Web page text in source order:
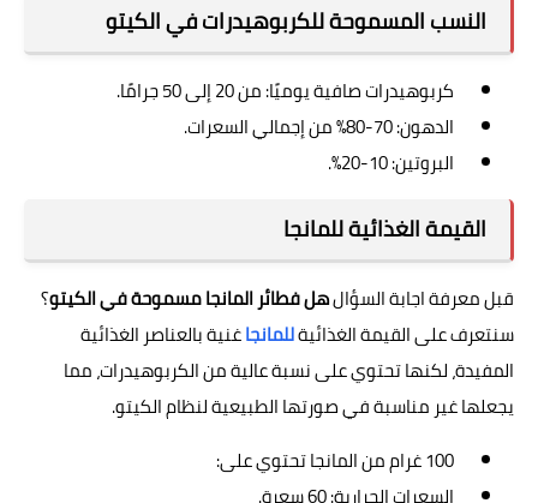
النسب المسموحة للكربوهيدرات في الكيتو
كربوهيدرات صافية يوميًا: من 20 إلى 50 جرامًا.
الدهون: 70-80% من إجمالي السعرات.
البروتين: 10-20%.
القيمة الغذائية للمانجا
قبل معرفة اجابة السؤالهل فطائر المانجا مسموحة في الكيتو؟
سنتعرف على القيمة الغذائيةللمانجاغنية بالعناصر الغذائية
المفيدة، لكنها تحتوي على نسبة عالية من الكربوهيدرات، مما
يجعلها غير مناسبة في صورتها الطبيعية لنظام الكيتو.
100 غرام من المانجا تحتوي على: